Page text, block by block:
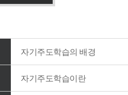
자기주도학습의 배경
자기주도학습이란